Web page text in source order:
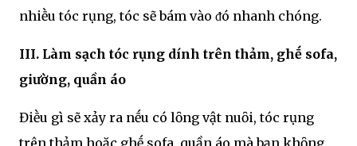
nhiḕu tóc rụng, tóc sẽ bám vào ᵭó nhanh chóng.
III. Làm sạch tóc rụng dính trên thảm, ghḗ sofa,
giường, quần áo
Điḕu gì sẽ xảy ra nḗu có lȏng vật nuȏi, tóc rụng